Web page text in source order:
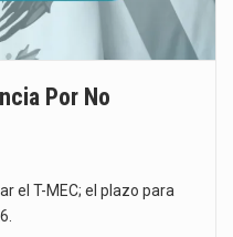
Por No
el T-MEC; el plazo para